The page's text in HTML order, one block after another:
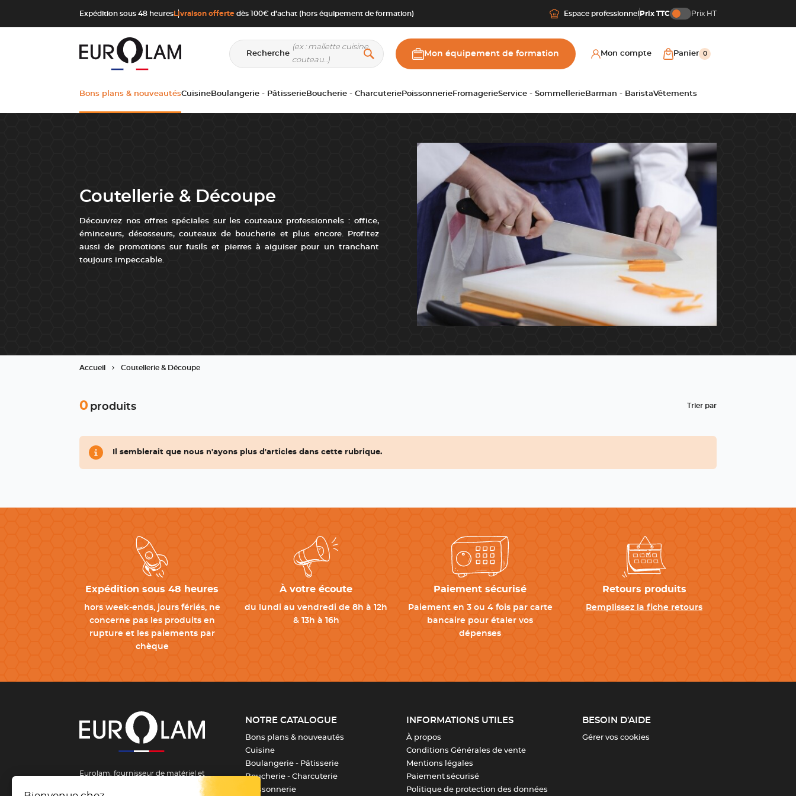
Expédition sous 48 heures Livraison offerte dès 100€ d’achat (hors équipement de formation) Espace professionnel Prix TTC Prix HT
Recherche Mon équipement de formation Mon compte Panier 0
Bons plans & nouveautésCuisine Boulangerie - Pâtisserie Boucherie - Charcuterie Poissonnerie FromagerieService - Sommellerie Barman - BaristaVêtements
Coutellerie & Découpe
Découvrez nos offres spéciales sur les couteaux professionnels : office,
éminceurs, désosseurs, couteaux de boucherie et plus encore. Profitez
aussi de promotions sur fusils et pierres à aiguiser pour un tranchant
toujours impeccable.
Accueil Coutellerie & Découpe
0 produits Trier par
Il semblerait que nous n'ayons plus d'articles dans cette rubrique.
Expédition sous 48 heures
hors week-ends, jours fériés, ne
concerne pas les produits en
rupture et les paiements par
chèque
À votre écoute
du lundi au vendredi de 8h à 12h
& 13h à 16h
Paiement sécurisé
Paiement en 3 ou 4 fois par carte
bancaire pour étaler vos
dépenses
Retours produits
Remplissez la fiche retours
Eurolam, fournisseur de matériel et
d’équipement pour la formation et les
NOTRE CATALOGUE
Bons plans & nouveautés
Cuisine
Boulangerie - Pâtisserie
Boucherie - Charcuterie
Poissonnerie
INFORMATIONS UTILES
À propos
Conditions Générales de vente
Mentions légales
Paiement sécurisé
Politique de protection des données
BESOIN D'AIDE
Gérer vos cookies
Newsletter
Valider